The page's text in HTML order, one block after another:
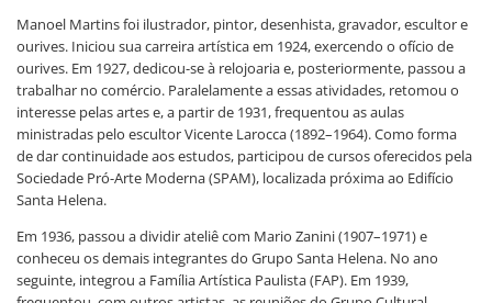
Manoel Martins foi ilustrador, pintor, desenhista, gravador, escultor e
ourives. Iniciou sua carreira artística em 1924, exercendo o ofício de
ourives. Em 1927, dedicou-se à relojoaria e, posteriormente, passou a
trabalhar no comércio. Paralelamente a essas atividades, retomou o
interesse pelas artes e, a partir de 1931, frequentou as aulas
ministradas pelo escultor Vicente Larocca (1892–1964). Como forma
de dar continuidade aos estudos, participou de cursos oferecidos pela
Sociedade Pró-Arte Moderna (SPAM), localizada próxima ao Edifício
Santa Helena.
Em 1936, passou a dividir ateliê com Mario Zanini (1907–1971) e
conheceu os demais integrantes do Grupo Santa Helena. No ano
seguinte, integrou a Família Artística Paulista (FAP). Em 1939,